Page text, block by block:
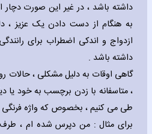
داشته باشد ، در غیر این صورت
به هنگام از دست دادن یک عزیز ،
ازدواج و اندکی اضطراب برای
داشته باشد .
گاهی اوقات به دلیل مشکلی ، حالات
، متاسفانه با زدن برچسب به خود یا
طی می کنیم ، بخصوص که واژه فرنگی
برای مثال : من دپرس شده ام ، طرف